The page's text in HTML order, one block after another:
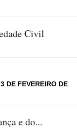
Civil
3 DE FEVEREIRO DE
e do...